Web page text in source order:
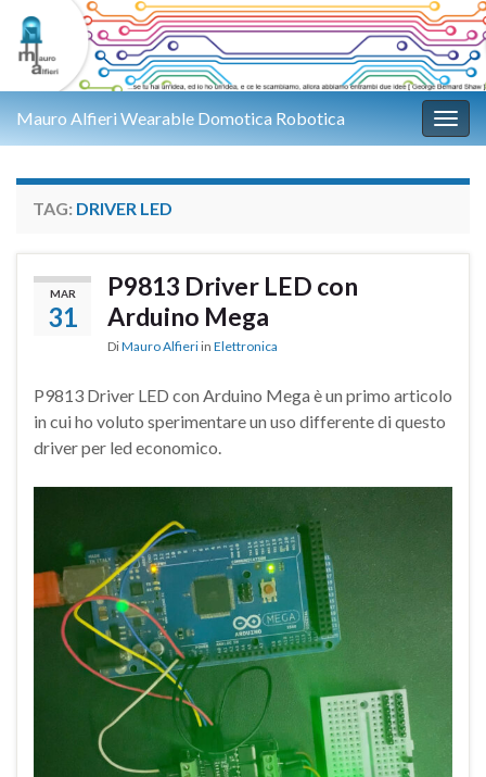
Mauro Alfieri Wearable Domotica Robotica
TAG: DRIVER LED
MAR
31
P9813 Driver LED con
Arduino Mega
DiMauro Alfieri in Elettronica
P9813 Driver LED con Arduino Mega è un primo articolo
in cui ho voluto sperimentare un uso differente di questo
driver per led economico.